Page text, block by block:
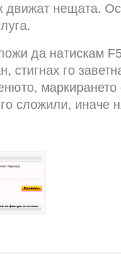
движат нещата.
да натискам
стигнах го
маркирането
сложили, иначе